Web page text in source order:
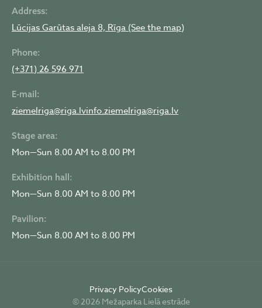
Address:
Lūcijas Garūtas aleja 8, Rīga (See the map)
Phone:
(+371) 26 596 971
E-mail:
ziemelriga@riga.lvinfo.ziemelriga@riga.lv
Stage area:
Mon—Sun 8.00 AM to 8.00 PM
Exhibition hall:
Mon—Sun 8.00 AM to 8.00 PM
Pavilion:
Mon—Sun 8.00 AM to 8.00 PM
Privacy PolicyCookies
© 2026 Mežaparka Lielā estrāde